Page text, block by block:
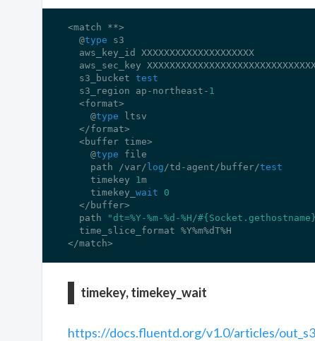
<match **>
  @
type s3
  aws_key_id XXXXXXXXXXXXXXXXXXXX
aws_sec_key
  s3_bucket
test
  s3_region ap-northeast-
1
  <format>
    @
type ltsv
  </format>
  <buffer time>
    @
type file
    path /var/
log/td-agent/buffer/test
    timekey
1m
    timekey_
wait
0
  </buffer>
  path
"dt=%Y-%m-%d-%H/
  time_slice_format %Y%m%dT%H
</match>
timekey, timekey_wait
https://docs.fluentd.org/v1.0/articles/